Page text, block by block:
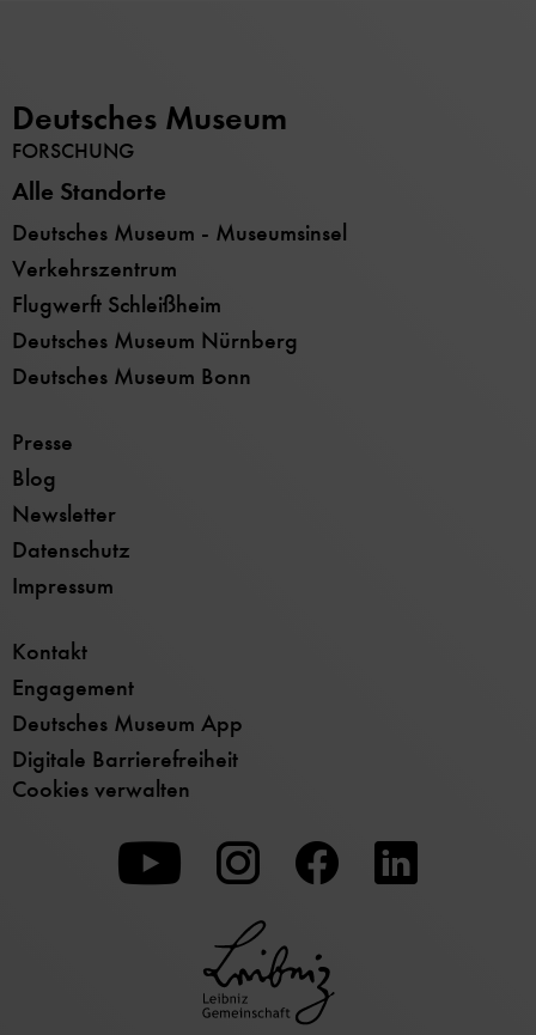
Deutsches Museum
FORSCHUNG
Alle Standorte
Deutsches Museum - Museumsinsel
Verkehrszentrum
Flugwerft Schleißheim
Deutsches Museum Nürnberg
Deutsches Museum Bonn
Presse
Blog
Newsletter
Datenschutz
Impressum
Kontakt
Engagement
Deutsches Museum App
Digitale Barrierefreiheit
Cookies verwalten
Zu
unserer
Youtube-
Seite
Zu
unserer
Instagram-
Seite
Zu
unserer